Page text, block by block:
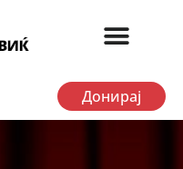
Донирај